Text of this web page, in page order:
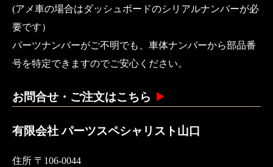
(アメ車の場合はダッシュボードのシリアルナンバーが必
要です）
パーツナンバーがご不明でも、車体ナンバーから部品番
号を特定できますのでご安心ください。
お問合せ・ご注文はこちら
有限会社 パーツスペシャリスト山口
住所 〒106-0044